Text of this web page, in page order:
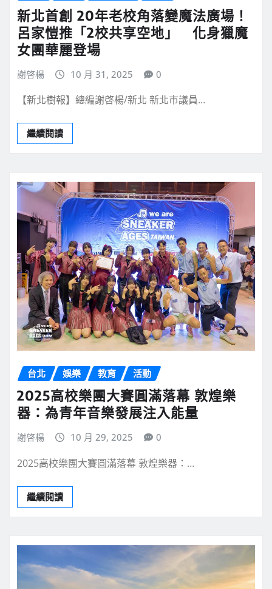
新北首創 20年老校角落變魔法廣場！
呂家愷推「2校共享空地」 化身獵魔
女團華麗登場
謝啓楊 10 月 31, 2025 0
【新北樹報】總編謝啓楊/新北 新北市議員…
繼續閱讀
台北 娛樂 教育 活動
2025高校樂團大賽圓滿落幕 敦煌樂
器：為青年音樂發展注入能量
謝啓楊 10 月 29, 2025 0
2025高校樂團大賽圓滿落幕 敦煌樂器：…
繼續閱讀